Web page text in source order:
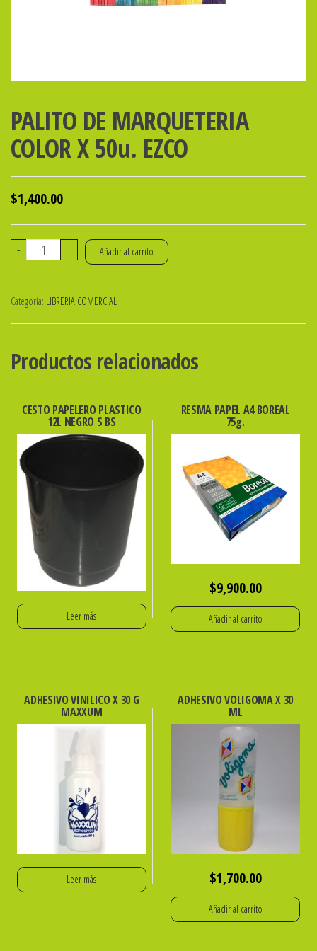
PALITO DE MARQUETERIA
COLOR X 50u. EZCO
$1,400.00
-
PALITO
COLOR
X
EZCO
+ Añadir al carrito
Categoría: LIBRERIA COMERCIAL
Productos relacionados
CESTO PAPELERO PLASTICO
12L NEGRO S BS
Leer más
RESMA PAPEL A4 BOREAL
75g.
$9,900.00
Añadir al carrito
ADHESIVO VINILICO X 30 G
MAXXUM
Leer más
ADHESIVO VOLIGOMA X 30
ML
$1,700.00
Añadir al carrito